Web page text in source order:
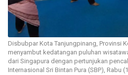
Disbubpar Kota Tanjungpinang, Provinsi
menyambut kedatangan puluhan
dari Singapura dengan pertunjukan
Internasional Sri Bintan Pura (SBP), Rabu